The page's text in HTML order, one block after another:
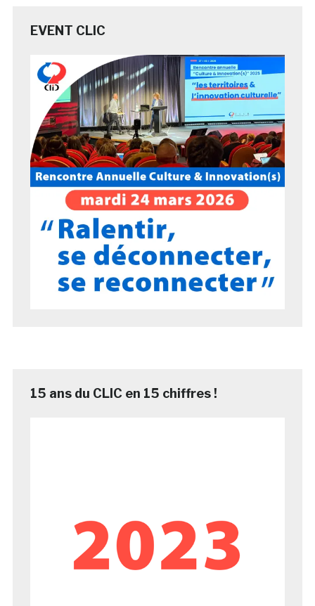
EVENT CLIC
15 ans du CLIC en 15 chiffres !